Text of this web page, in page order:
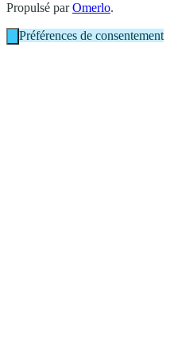
Propulsé parOmerlo.
Préférences de consentement